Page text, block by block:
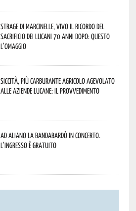
Strage di Marcinelle, vivo il ricordo del
sacrificio dei lucani 70 anni dopo: questo
l’omaggio
Siccità, più carburante agricolo agevolato
alle aziende lucane: il provvedimento
Ad Aliano la Bandabardò in concerto.
L’ingresso è gratuito